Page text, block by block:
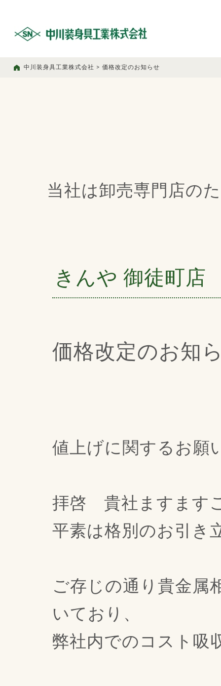
中川装身具工業株式会社 > 価格改定のお知らせ
当社は卸売専門店の
きんや 御徒町店
価格改定のお知
値上げに関するお願
拝啓 貴社ますます
平素は格別のお引き
ご存じの通り貴金属
いており、
弊社内でのコスト吸